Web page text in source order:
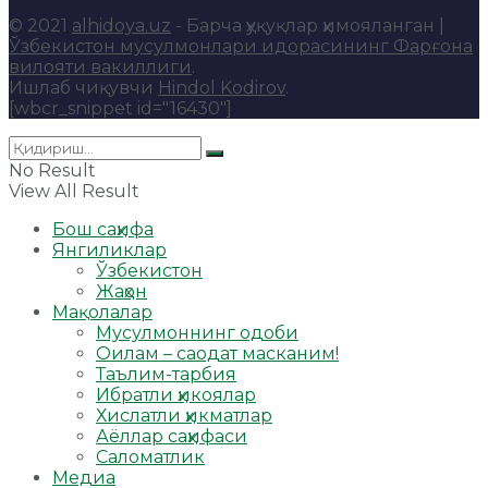
© 2021 alhidoya.uz - Барча ҳуқуқлар ҳимояланган |
Ўзбекистон мусулмонлари идорасининг Фарғона
вилояти вакиллиги.
Ишлаб чиқувчи Hindol Kodirov.
[wbcr_snippet id="16430"]
No Result
View All Result
Бош саҳифа
Янгиликлар
Ўзбекистон
Жаҳон
Мақолалар
Мусулмоннинг одоби
Оилам – саодат масканим!
Таълим-тарбия
Ибратли ҳикоялар
Хислатли ҳикматлар
Аёллар саҳифаси
Саломатлик
Медиа